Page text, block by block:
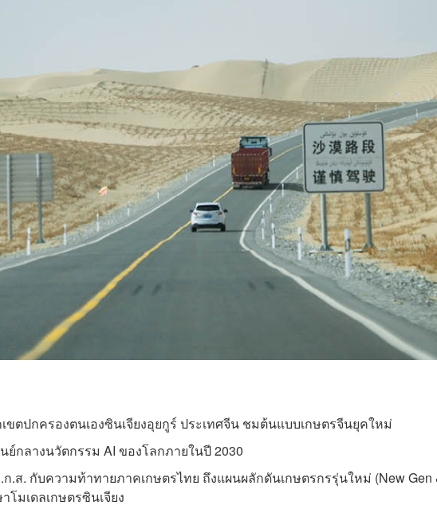
เขตปกครองตนเองซินเจียงอุยกูร์ ประเทศจีน ชมต้นแบบเกษตรจีนยุคใหม่
ย์กลางนวัตกรรม AI ของโลกภายในปี 2030
ก.ส. กับความท้าทายภาคเกษตรไทย ถึงแผนผลักดันเกษตรกรรุ่นใหม่ (New Gen
โมเดลเกษตรซินเจียง